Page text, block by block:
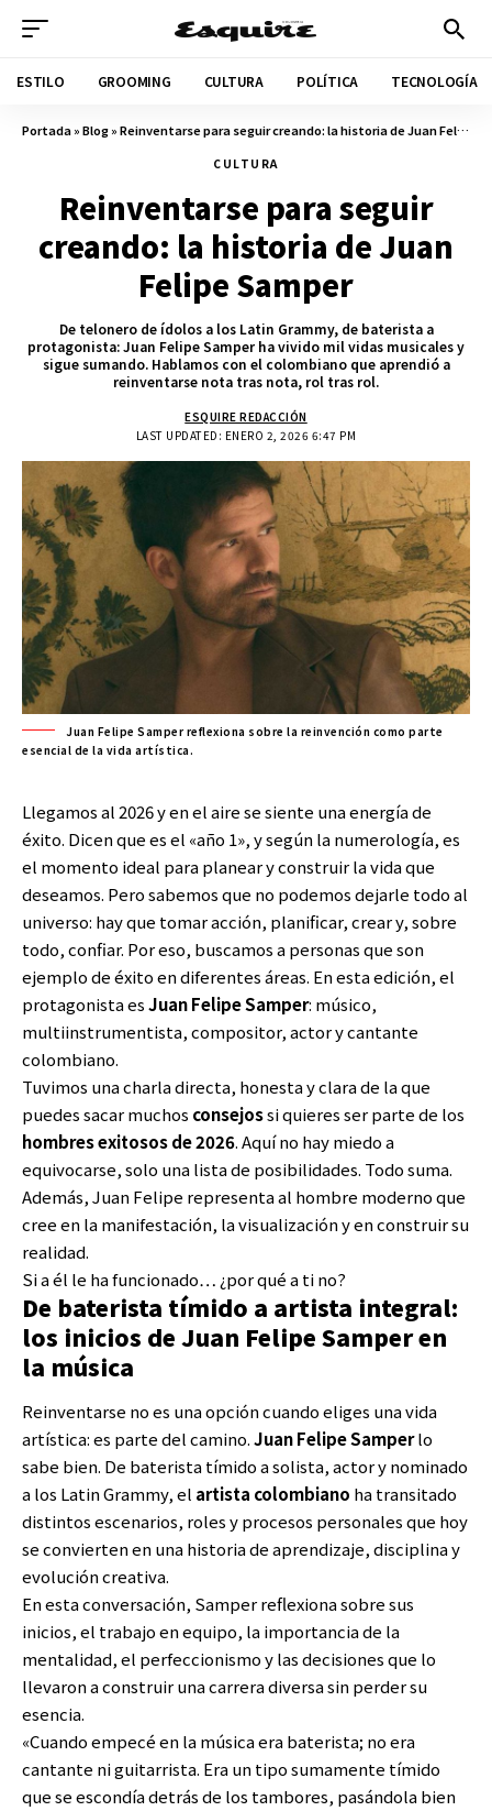
ESTILO GROOMING CULTURA POLÍTICA TECNOLOGÍA
Portada»Blog»Reinventarse para seguir creando: la historia de Juan Felipe Samper
CULTURA
Reinventarse para seguir
creando: la historia de Juan
Felipe Samper
De telonero de ídolos a los Latin Grammy, de baterista a
protagonista: Juan Felipe Samper ha vivido mil vidas musicales y
sigue sumando. Hablamos con el colombiano que aprendió a
reinventarse nota tras nota, rol tras rol.
LAST UPDATED: ENERO 2, 2026 6:47 PM
ESQUIRE REDACCIÓN
Juan Felipe Samper reflexiona sobre la reinvención como parte
esencial de la vida artística.
Llegamos al 2026 y en el aire se siente una energía de
éxito. Dicen que es el «año 1», y según la numerología, es
el momento ideal para planear y construir la vida que
deseamos. Pero sabemos que no podemos dejarle todo al
universo: hay que tomar acción, planificar, crear y, sobre
todo, confiar. Por eso, buscamos a personas que son
ejemplo de éxito en diferentes áreas. En esta edición, el
protagonista esJuan Felipe Samper: músico,
multiinstrumentista, compositor, actor y cantante
colombiano.
Tuvimos una charla directa, honesta y clara de la que
puedes sacar muchos consejossi quieres ser parte de los
hombres exitosos de 2026. Aquí no hay miedo a
equivocarse, solo una lista de posibilidades. Todo suma.
Además, Juan Felipe representa al hombre moderno que
cree en la manifestación, la visualización y en construir su
realidad.
Si a él le ha funcionado… ¿por qué a ti no?
De baterista tímido a artista integral:
los inicios de Juan Felipe Samper en
la música
Reinventarse no es una opción cuando eliges una vida
artística: es parte del camino.Juan Felipe Samperlo
sabe bien. De baterista tímido a solista, actor y nominado
a los Latin Grammy, el artista colombiano ha transitado
distintos escenarios, roles y procesos personales que hoy
se convierten en una historia de aprendizaje, disciplina y
evolución creativa.
En esta conversación, Samper reflexiona sobre sus
inicios, el trabajo en equipo, la importancia de la
mentalidad, el perfeccionismo y las decisiones que lo
llevaron a construir una carrera diversa sin perder su
esencia.
«Cuando empecé en la música era baterista; no era
cantante ni guitarrista. Era un tipo sumamente tímido
que se escondía detrás de los tambores, pasándola bien